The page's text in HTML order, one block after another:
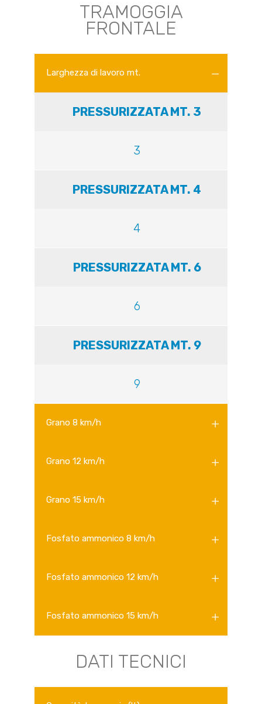
TRAMOGGIA
FRONTALE
Larghezza di lavoro mt.
PRESSURIZZATA MT. 3
3
PRESSURIZZATA MT. 4
4
PRESSURIZZATA MT. 6
6
PRESSURIZZATA MT. 9
9
Grano 8 km/h
Grano 12 km/h
Grano 15 km/h
Fosfato ammonico 8 km/h
Fosfato ammonico 12 km/h
Fosfato ammonico 15 km/h
DATI TECNICI